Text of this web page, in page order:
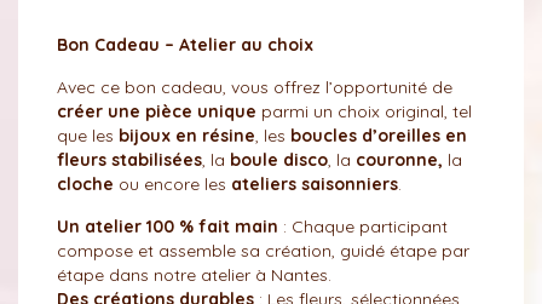
Bon Cadeau – Atelier au choix
Avec ce bon cadeau, vous offrez l’opportunité de
créer une pièce unique parmi un choix original, tel
que les bijoux en résine, les boucles d’oreilles en
fleurs stabilisées, la boule disco, la couronne, la
cloche ou encore les ateliers saisonniers.
Un atelier 100 % fait main : Chaque participant
compose et assemble sa création, guidé étape par
étape dans notre atelier à Nantes.
Des créations durables : Les fleurs, sélectionnées